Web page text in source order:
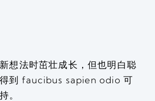
想法时茁壮成长，但也明白聪
到 faucibus sapien odio 可
。